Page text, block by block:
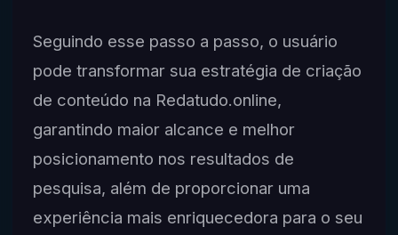
Seguindo esse passo a passo, o usuário
pode transformar sua estratégia de criação
de conteúdo na Redatudo.online,
garantindo maior alcance e melhor
posicionamento nos resultados de
pesquisa, além de proporcionar uma
experiência mais enriquecedora para o seu